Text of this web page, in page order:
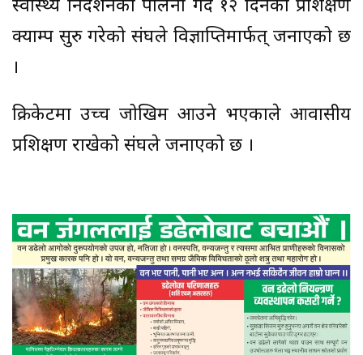
स्वास्थ्य निर्देशनको पालना गर्दै १२ दिनको प्रशिक्षण
क्याम्प सुरु गरेको संघले विज्ञाप्तिमार्फत् जनाएको छ
।
क्रिकेटमा उच्च जोखिम आउने भएकाले आवासीय
प्रशिक्षण राखेको संघले जनाएको छ ।